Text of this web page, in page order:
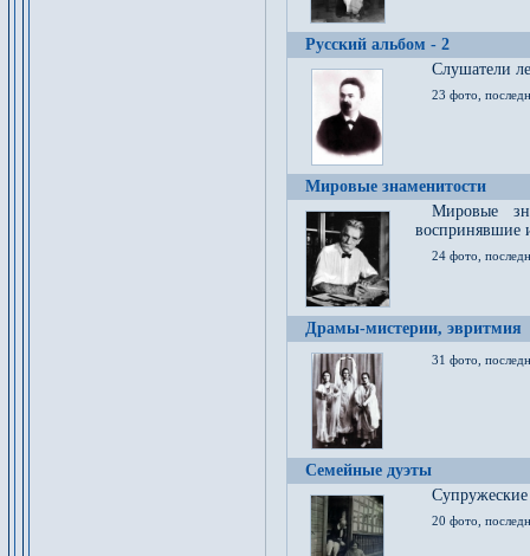
Русский альбом - 2
Cлушатели
23 фото,
Мировые знаменитости
Мировые
воспринявшие
24 фото,
Драмы-мистерии, эвритмия
31 фото,
Семейные дуэты
20 фото,